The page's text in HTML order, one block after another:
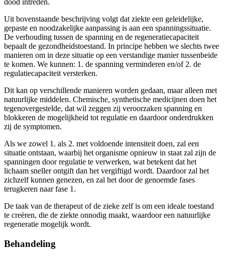
dood intreden.
Uit bovenstaande beschrijving volgt dat ziekte een geleidelijke,
gepaste en noodzakelijke aanpassing is aan een spanningssituatie.
De verhouding tussen de spanning en de regeneratiecapaciteit
bepaalt de gezondheidstoestand. In principe hebben we slechts twee
manieren om in deze situatie op een verstandige manier tussenbeide
te komen. We kunnen: 1. de spanning verminderen en/of 2. de
regulatiecapaciteit versterken.
Dit kan op verschillende manieren worden gedaan, maar alleen met
natuurlijke middelen. Chemische, synthetische medicijnen doen het
tegenovergestelde, dat wil zeggen zij veroorzaken spanning en
blokkeren de mogelijkheid tot regulatie en daardoor onderdrukken
zij de symptomen.
Als we zowel 1. als 2. met voldoende intensiteit doen, zal een
situatie ontstaan, waarbij het organisme opnieuw in staat zal zijn de
spanningen door regulatie te verwerken, wat betekent dat het
lichaam sneller ontgift dan het vergiftigd wordt. Daardoor zal het
zichzelf kunnen genezen, en zal het door de genoemde fases
terugkeren naar fase 1.
De taak van de therapeut of de zieke zelf is om een ideale toestand
te creëren, die de ziekte onnodig maakt, waardoor een natuurlijke
regeneratie mogelijk wordt.
Behandeling